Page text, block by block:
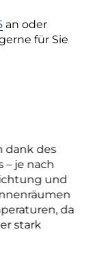
an oder
für Sie
dank des
– je nach
und
da
stark